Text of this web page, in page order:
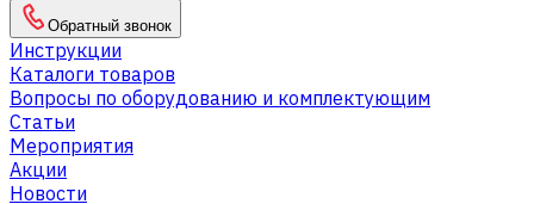
Обратный звонок
Инструкции
Каталоги товаров
Вопросы по оборудованию и комплектующим
Статьи
Мероприятия
Акции
Новости